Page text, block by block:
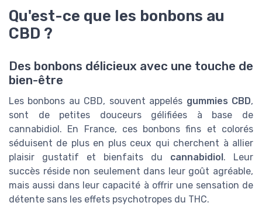
Qu'est-ce que les bonbons au
CBD ?
Des bonbons délicieux avec une touche de
bien-être
Les bonbons au CBD, souvent appelés gummies CBD,
sont de petites douceurs gélifiées à base de
cannabidiol. En France, ces bonbons fins et colorés
séduisent de plus en plus ceux qui cherchent à allier
plaisir gustatif et bienfaits du cannabidiol . Leur
succès réside non seulement dans leur goût agréable,
mais aussi dans leur capacité à offrir une sensation de
détente sans les effets psychotropes du THC.